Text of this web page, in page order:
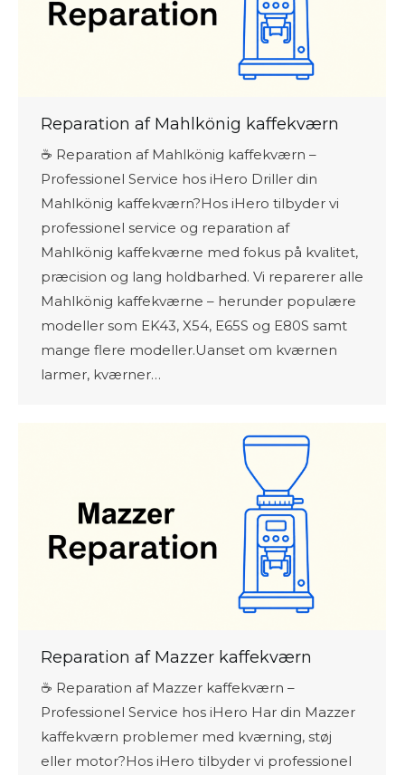
Reparation af Mahlkönig kaffekværn
☕ Reparation af Mahlkönig kaffekværn –
Professionel Service hos iHero Driller din
Mahlkönig kaffekværn?Hos iHero tilbyder vi
professionel service og reparation af
Mahlkönig kaffekværne med fokus på kvalitet,
præcision og lang holdbarhed. Vi reparerer alle
Mahlkönig kaffekværne – herunder populære
modeller som EK43, X54, E65S og E80S samt
mange flere modeller.Uanset om kværnen
larmer, kværner…
Reparation af Mazzer kaffekværn
☕ Reparation af Mazzer kaffekværn –
Professionel Service hos iHero Har din Mazzer
kaffekværn problemer med kværning, støj
eller motor?Hos iHero tilbyder vi professionel